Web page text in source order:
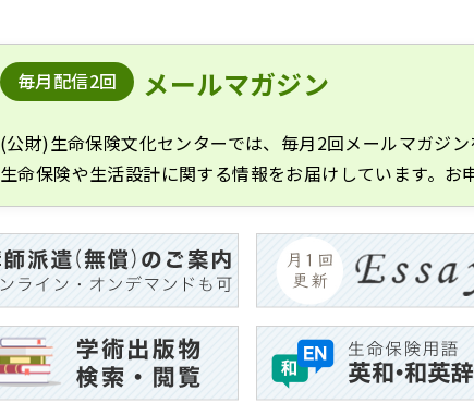
毎月配信2回 メールマガジン
(公財)生命保険文化センターでは、毎月2回メールマガジン
生命保険や生活設計に関する情報をお届けしています。お